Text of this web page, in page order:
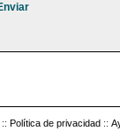
:: Política de privacidad ::